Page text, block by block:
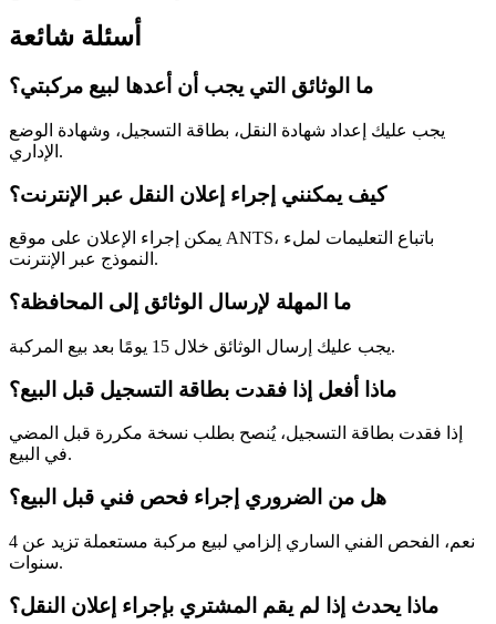
أسئلة شائعة
ما الوثائق التي يجب أن أعدها لبيع مركبتي؟
يجب عليك إعداد شهادة النقل، بطاقة التسجيل، وشهادة الوضع
الإداري.
كيف يمكنني إجراء إعلان النقل عبر الإنترنت؟
يمكن إجراء الإعلان على موقع ANTS، باتباع التعليمات لملء
النموذج عبر الإنترنت.
ما المهلة لإرسال الوثائق إلى المحافظة؟
يجب عليك إرسال الوثائق خلال 15 يومًا بعد بيع المركبة.
ماذا أفعل إذا فقدت بطاقة التسجيل قبل البيع؟
إذا فقدت بطاقة التسجيل، يُنصح بطلب نسخة مكررة قبل المضي
في البيع.
هل من الضروري إجراء فحص فني قبل البيع؟
نعم، الفحص الفني الساري إلزامي لبيع مركبة مستعملة تزيد عن 4
سنوات.
ماذا يحدث إذا لم يقم المشتري بإجراء إعلان النقل؟